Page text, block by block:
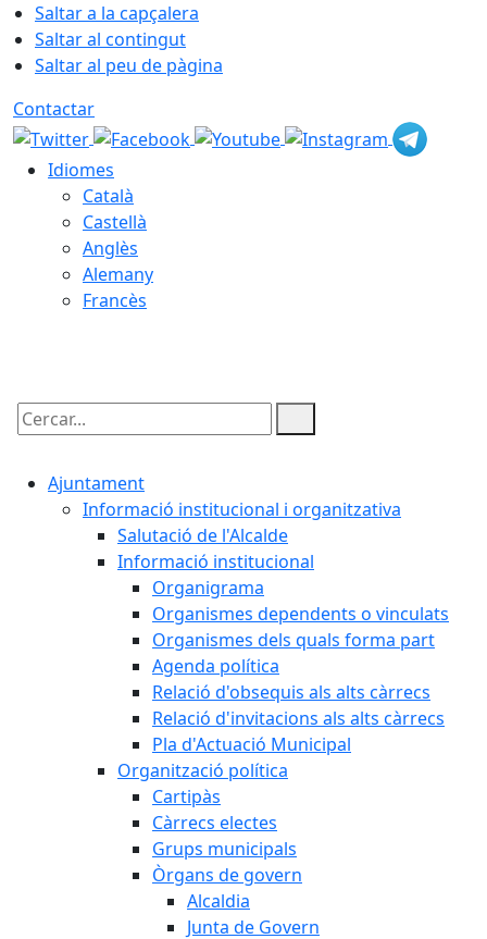
Saltar a la capçalera
Saltar al contingut
Saltar al peu de pàgina
Contactar
Idiomes
Català
Castellà
Anglès
Alemany
Francès
Cercar:
Ajuntament
Informació institucional i organitzativa
Salutació de l'Alcalde
Informació institucional
Organigrama
Organismes dependents o vinculats
Organismes dels quals forma part
Agenda política
Relació d'obsequis als alts càrrecs
Relació d'invitacions als alts càrrecs
Pla d'Actuació Municipal
Organització política
Cartipàs
Càrrecs electes
Grups municipals
Òrgans de govern
Alcaldia
Junta de Govern